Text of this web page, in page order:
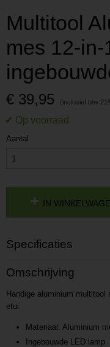
Multitool
mes 12-in-
€ 39,95
Aantal
IN
Specificaties
Productcode
P201611091313
Productcode leverancier
L201611091313
Omschrijving
Handige aluminium multitool
etui
Materiaal: Aluminium
Ingebouwde LED lamp